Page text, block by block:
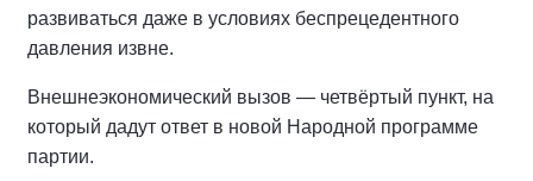
развиваться даже в условиях беспрецедентного
давления извне.
Внешнеэкономический вызов — четвёртый пункт, на
который дадут ответ в новой Народной программе
партии.